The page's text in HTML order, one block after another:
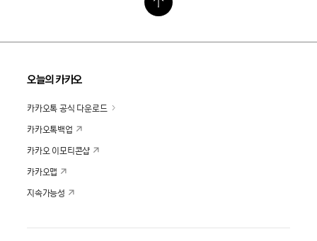
오늘의 카카오
카카오톡 공식 다운로드
카카오톡백업
카카오 이모티콘샵
카카오맵
지속가능성